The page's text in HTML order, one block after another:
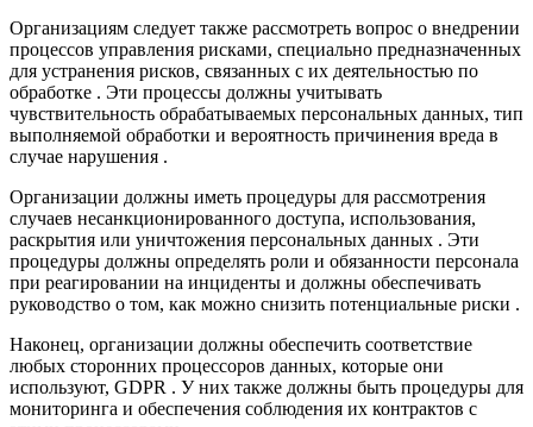
Организациям следует также рассмотреть вопрос о внедрении
процессов управления рисками, специально предназначенных
для устранения рисков, связанных с их деятельностью по
обработке . Эти процессы должны учитывать
чувствительность обрабатываемых персональных данных, тип
выполняемой обработки и вероятность причинения вреда в
случае нарушения .
Организации должны иметь процедуры для рассмотрения
случаев несанкционированного доступа, использования,
раскрытия или уничтожения персональных данных . Эти
процедуры должны определять роли и обязанности персонала
при реагировании на инциденты и должны обеспечивать
руководство о том, как можно снизить потенциальные риски .
Наконец, организации должны обеспечить соответствие
любых сторонних процессоров данных, которые они
используют, GDPR . У них также должны быть процедуры для
мониторинга и обеспечения соблюдения их контрактов с